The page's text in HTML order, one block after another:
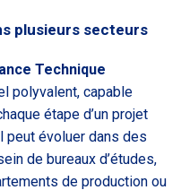
plusieurs secteurs
Technique
polyvalent, capable
étape d’un projet
peut évoluer dans des
de bureaux d’études,
de production ou